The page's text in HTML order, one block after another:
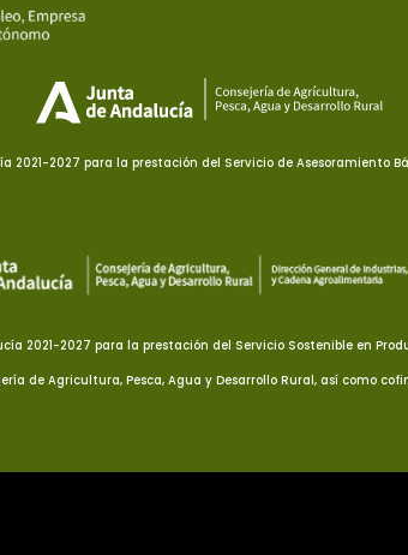
2027 para la prestación del Servicio de Asesoramiento
2021-2027 para la prestación del Servicio Sostenible en
de Agricultura, Pesca, Agua y Desarrollo Rural, así como